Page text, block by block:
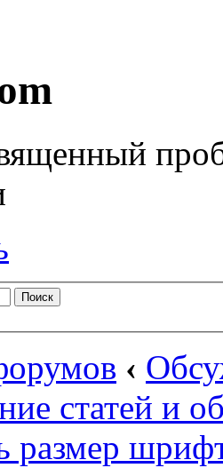
‹
статей и
размер